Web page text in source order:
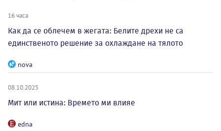
16 часа
Как да се облечем в жегата: Белите дрехи не са
единственото решение за охлаждане на тялото
nova
08.10.2025
Мит или истина: Времето ми влияе
edna